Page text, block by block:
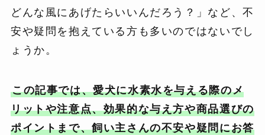
どんな風にあげたらいいんだろう？」など、不
安や疑問を抱えている方も多いのではないでし
ょうか。
この記事では、愛犬に水素水を与える際のメ
リットや注意点、効果的な与え方や商品選びの
ポイントまで、飼い主さんの不安や疑問にお答